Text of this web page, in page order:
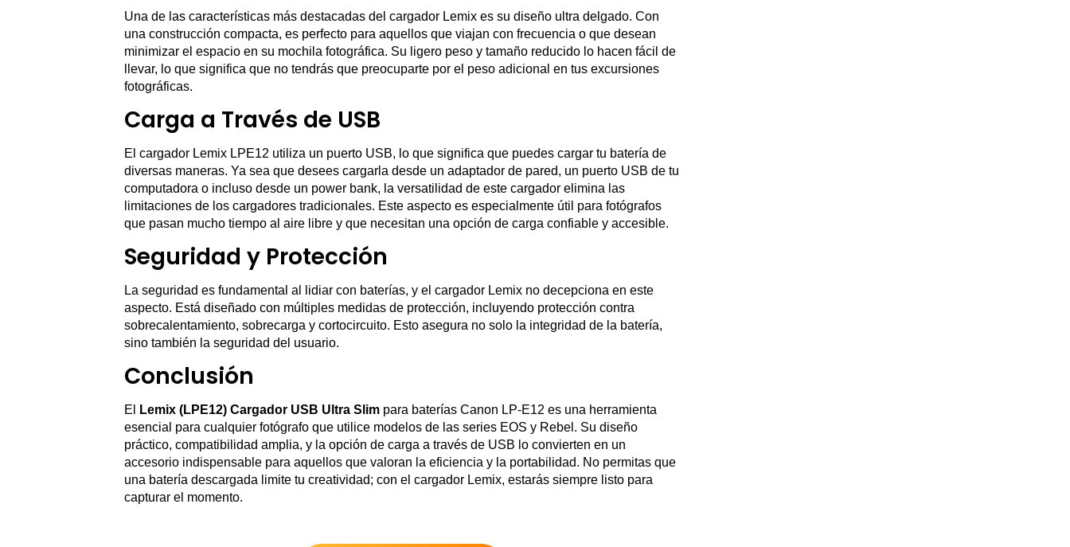
Una de las características más destacadas del cargador Lemix es su diseño ultra delgado. Con
una construcción compacta, es perfecto para aquellos que viajan con frecuencia o que desean
minimizar el espacio en su mochila fotográfica. Su ligero peso y tamaño reducido lo hacen fácil de
llevar, lo que significa que no tendrás que preocuparte por el peso adicional en tus excursiones
fotográficas.
Carga a Través de USB
El cargador Lemix LPE12 utiliza un puerto USB, lo que significa que puedes cargar tu batería de
diversas maneras. Ya sea que desees cargarla desde un adaptador de pared, un puerto USB de tu
computadora o incluso desde un power bank, la versatilidad de este cargador elimina las
limitaciones de los cargadores tradicionales. Este aspecto es especialmente útil para fotógrafos
que pasan mucho tiempo al aire libre y que necesitan una opción de carga confiable y accesible.
Seguridad y Protección
La seguridad es fundamental al lidiar con baterías, y el cargador Lemix no decepciona en este
aspecto. Está diseñado con múltiples medidas de protección, incluyendo protección contra
sobrecalentamiento, sobrecarga y cortocircuito. Esto asegura no solo la integridad de la batería,
sino también la seguridad del usuario.
Conclusión
El Lemix (LPE12) Cargador USB Ultra Slimpara baterías Canon LP-E12 es una herramienta
esencial para cualquier fotógrafo que utilice modelos de las series EOS y Rebel. Su diseño
práctico, compatibilidad amplia, y la opción de carga a través de USB lo convierten en un
accesorio indispensable para aquellos que valoran la eficiencia y la portabilidad. No permitas que
una batería descargada limite tu creatividad; con el cargador Lemix, estarás siempre listo para
capturar el momento.